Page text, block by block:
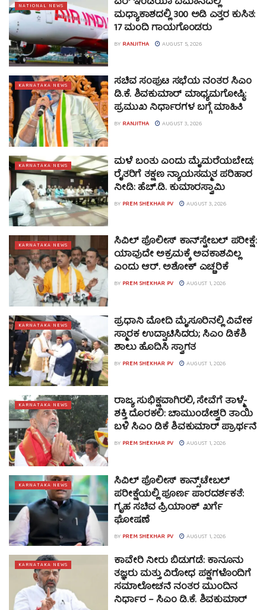
NATIONAL NEWS
ಮಧ್ಯಾಕಾಶದಲ್ಲಿ 300 ಅಡಿ ಎತ್ತರ ಕುಸಿತ:
17 ಮಂದಿ ಗಾಯಗೊಂಡರು
BY RANJITHA AUGUST 5, 2026
KARNATAKA NEWS ಸಚಿವ ಸಂಪುಟ ಸಭೆಯ ನಂತರ ಸಿಎಂ
ಡಿ.ಕೆ. ಶಿವಕುಮಾರ್ ಮಾಧ್ಯಮಗೋಷ್ಠಿ:
ಪ್ರಮುಖ ನಿರ್ಧಾರಗಳ ಬಗ್ಗೆ ಮಾಹಿತಿ
BY RANJITHA AUGUST 3, 2026
KARNATAKA NEWS ಮಳೆ ಬಂತು ಎಂದು ಮೈಮರೆಯಬೇಡ;
ರೈತರಿಗೆ ತಕ್ಷಣ ನ್ಯಾಯಸಮ್ಮತ ಪರಿಹಾರ
ನೀಡಿ: ಹೆಚ್.ಡಿ. ಕುಮಾರಸ್ವಾಮಿ
BY PREM SHEKHAR PV AUGUST 3, 2026
KARNATAKA NEWS ಸಿವಿಲ್ ಪೊಲೀಸ್ ಕಾನ್‌ಸ್ಟೇಬಲ್ ಪರೀಕ್ಷೆ:
ಯಾವುದೇ ಅಕ್ರಮಕ್ಕೆ ಅವಕಾಶವಿಲ್ಲ
ಎಂದು ಆರ್. ಅಶೋಕ್ ಎಚ್ಚರಿಕೆ
BY PREM SHEKHAR PV AUGUST 1, 2026
KARNATAKA NEWS ಪ್ರಧಾನಿ ಮೋದಿ ಮೈಸೂರಿನಲ್ಲಿ ವಿವೇಕ
ಸ್ಮಾರಕ ಉದ್ಘಾಟಿಸಿದರು; ಸಿಎಂ ಡಿಕೆಶಿ
ಶಾಲು ಹೊದಿಸಿ ಸ್ವಾಗತ
BY PREM SHEKHAR PV AUGUST 1, 2026
KARNATAKA NEWS ರಾಜ್ಯ ಸುಭಿಕ್ಷವಾಗಿರಲಿ, ಸೇವೆಗೆ ತಾಳ್ಮೆ-
ಶಕ್ತಿ ದೊರಕಲಿ: ಚಾಮುಂಡೇಶ್ವರಿ ತಾಯಿ
ಬಳಿ ಸಿಎಂ ಡಿಕೆ ಶಿವಕುಮಾರ್ ಪ್ರಾರ್ಥನೆ
BY PREM SHEKHAR PV AUGUST 1, 2026
KARNATAKA NEWS ಸಿವಿಲ್ ಪೊಲೀಸ್ ಕಾನ್ಸ್‌ಟೇಬಲ್
ಪರೀಕ್ಷೆಯಲ್ಲಿ ಪೂರ್ಣ ಪಾರದರ್ಶಕತೆ:
ಗೃಹ ಸಚಿವ ಪ್ರಿಯಾಂಕ್ ಖರ್ಗೆ
ಘೋಷಣೆ
BY PREM SHEKHAR PV AUGUST 1, 2026
KARNATAKA NEWS ಕಾವೇರಿ ನೀರು ಬಿಡುಗಡೆ: ಕಾನೂನು
ತಜ್ಞರು ಮತ್ತು ವಿರೋಧ ಪಕ್ಷಗಳೊಂದಿಗೆ
ಸಮಾಲೋಚನೆ ನಂತರ ಮುಂದಿನ
ನಿರ್ಧಾರ – ಸಿಎಂ ಡಿ.ಕೆ. ಶಿವಕುಮಾರ್